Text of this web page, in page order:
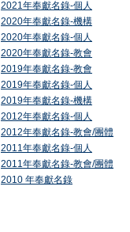
2021年奉獻名錄-個人
2020年奉獻名錄-機構
2020年奉獻名錄-個人
2020年奉獻名錄-教會
2019年奉獻名錄-教會
2019年奉獻名錄-個人
2019年奉獻名錄-機構
2012年奉獻名錄-個人
2012年奉獻名錄-教會/團體
2011年奉獻名錄-個人
2011年奉獻名錄-教會/團體
2010 年奉獻名錄